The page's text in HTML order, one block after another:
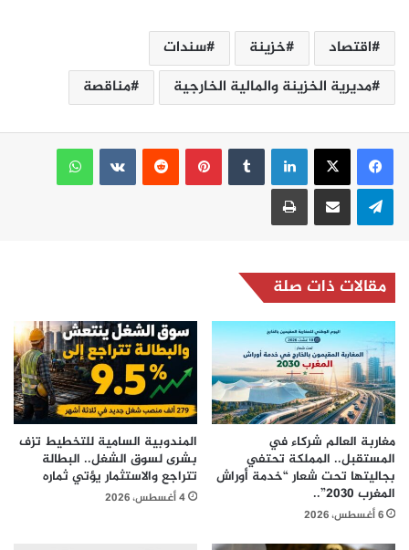
اقتصاد خزينة
سندات
مديرية الخزينة والمالية الخارجية
مناقصة
لينكدإن بينتيريست
واتساب
تيلقرام مشاركة عبر البريد طباعة
مقالات ذات صلة
مغاربة العالم شركاء في
المستقبل.. المملكة تحتفي
بجاليتها تحت شعار “خدمة أوراش
المغرب 2030”..
6 أغسطس، 2026
المندوبية السامية للتخطيط تزف
بشرى لسوق الشغل.. البطالة
تتراجع والاستثمار يؤتي ثماره
4 أغسطس، 2026